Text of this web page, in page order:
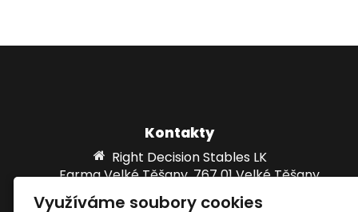
Kontakty
Right Decision Stables LK
Farma Velké Těšany, 767 01 Velké Těšany
info@rdsstables.com
Využíváme soubory cookies